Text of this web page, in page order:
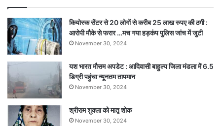
अकड़ा,
में
इलाज
जारी;
स्वास्थ्य
विभाग
ने
बिठाई
जांच
कियोस्क सेंटर से 20 लोगों से करीब 25 लाख रुपए की ठगी :
आरोपी मौके से फरार …मच गया हड़कंप पुलिस जांच में जुटी
November 30, 2024
यश भारत मौसम अपडेट : आदिवासी बाहुल्य जिला मंडला में 6.5
डिग्री पहुंचा न्यूनतम तापमान
November 30, 2024
श्रीराम शुक्ला को मातृ शोक
November 30, 2024